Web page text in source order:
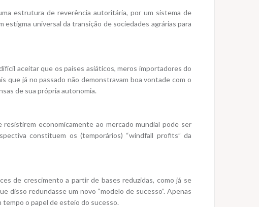
estrutura de reverência autoritária, por um sistema de
estigma universal da transição de sociedades agrárias para
aceitar que os países asiáticos, meros importadores do
que já no passado não demonstravam boa vontade com o
de sua própria autonomia.
economicamente ao mercado mundial pode ser
constituem os (temporários) “windfall profits” da
de crescimento a partir de bases reduzidas, como já se
disso redundasse um novo “modelo de sucesso”. Apenas
o papel de esteio do sucesso.